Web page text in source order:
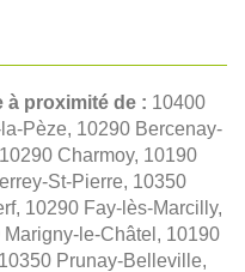
à proximité de : 10400
Pèze, 10290 Bercenay-
Charmoy, 10190
St-Pierre, 10350
10290 Fay-lès-Marcilly,
le-Châtel, 10190
Prunay-Belleville,